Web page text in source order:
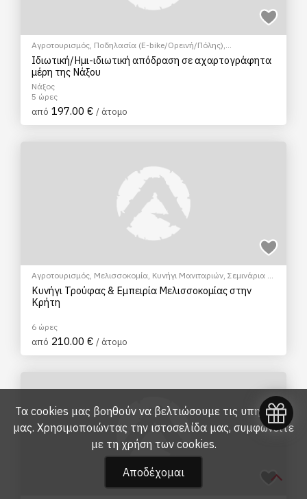
Αγροτουρισμός, Ποδηλασία (E-bike/Ορεινή/Πόλης),
Αρχαιολογικοί χώροι
Γαστρονομικός τουρισμός
Μάθημα
Μαγειρικής ,Μουσεία ,Πολιτιστικά - Πολιτισμικά,Σεμινάρια &
Μαθήματα
Ιδιωτική/Ημι-ιδιωτική απόδραση σε αχαρτογράφητα
μέρη της Νάξου
Νάξος
5 ώρες
από 197.00 € / άτομο
Αγροτουρισμός, Μελισσοκομία, Κυνήγι Μανιταριών, Σεμινάρια &
Μαθήματα
Κυνήγι Τρούφας & Εμπειρία Μελισσοκομίας στην
Κρήτη
6 ώρες
από 210.00 € / άτομο
Τα cookies μας βοηθούν να βελτιώσουμε τις υπηρεσίες
μας. Χρησιμοποιώντας την ιστοσελίδα μας, συμφωνείτε
με τη χρήση των cookies.
Αποδέχομαι